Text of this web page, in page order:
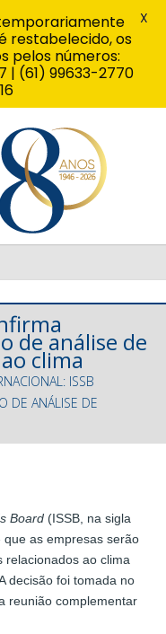
de análise de
clima
ISSB
DE ANÁLISE DE
Board (ISSB, na sigla
as empresas serão
relacionados ao clima
decisão foi tomada no
reunião complementar
restabelecido, os
pelos números:
| (61) 99633-2770
X